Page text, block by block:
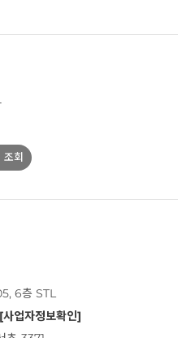
조회
6층 STL
[사업자정보확인]